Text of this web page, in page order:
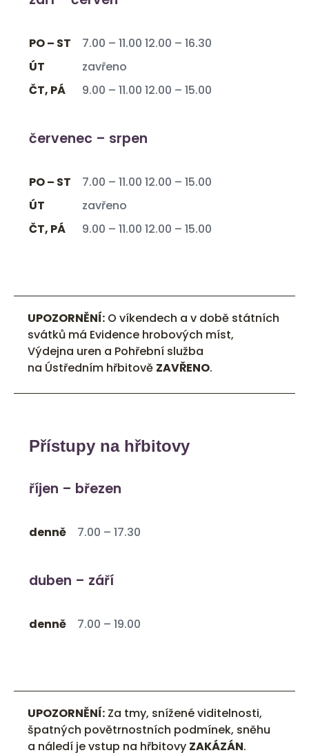
PO – ST
7.00 – 11.00 12.00 – 16.30
ÚT
zavřeno
ČT, PÁ
9.00 – 11.00 12.00 – 15.00
červenec – srpen
PO – ST
7.00 – 11.00 12.00 – 15.00
ÚT
zavřeno
ČT, PÁ
9.00 – 11.00 12.00 – 15.00
UPOZORNĚNÍ: O víkendech a v době státních
svátků má Evidence hrobových míst,
Výdejna uren a Pohřební služba
na Ústředním hřbitově ZAVŘENO.
Přístupy na hřbitovy
říjen – březen
denně 7.00 – 17.30
duben – září
denně 7.00 – 19.00
UPOZORNĚNÍ: Za tmy, snížené viditelnosti,
špatných povětrnostních podmínek, sněhu
a náledí je vstup na hřbitovy ZAKÁZÁN.